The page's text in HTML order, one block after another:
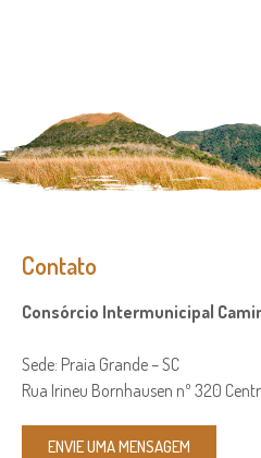
Contato
Consórcio Intermunicipal
Sede: Praia Grande – SC
Rua Irineu Bornhausen nº 320
ENVIE UMA MENSAGEM